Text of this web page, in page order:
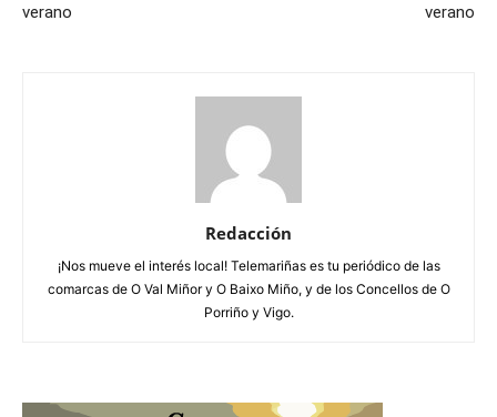
verano
verano
Redacción
¡Nos mueve el interés local! Telemariñas es tu periódico de las
comarcas de O Val Miñor y O Baixo Miño, y de los Concellos de O
Porriño y Vigo.